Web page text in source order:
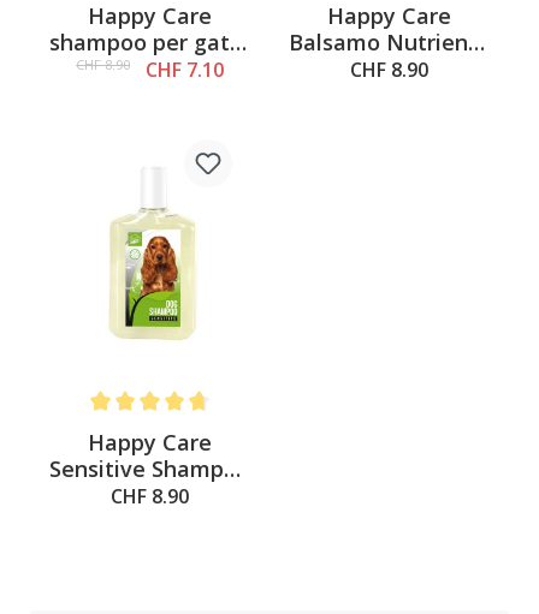
Happy Care
shampoo per gatti,
250 ml
CHF 8.90 CHF 7.10
Happy Care
Balsamo Nutriente
alla Jojoba, 250ml
CHF 8.90
Happy Care
Sensitive Shampoo
per cani, 250 ml
CHF 8.90